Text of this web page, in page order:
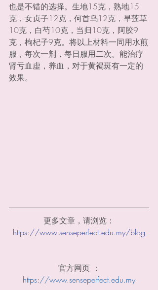
也是不错的选择。生地15克，熟地15
克，女贞子12克，何首乌12克，旱莲草
10克，白芍10克，当归10克，阿胶9
克，枸杞子9克。将以上材料一同用水煎
服，每次一剂，每日服用二次。能治疗
肾亏血虚，养血，对于黄褐斑有一定的
效果。
更多文章，请浏览：
https://www.senseperfect.edu.my/blog
官方网页 ：
https://www.senseperfect.edu.my​